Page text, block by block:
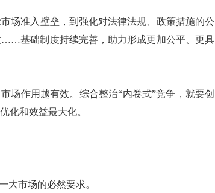
准入壁垒，到强化对法律法规、政策措施的公
基础制度持续完善，助力形成更加公平、更具
作用越有效。综合整治“内卷式”竞争，就要创
化和效益最大化。
市场的必然要求。